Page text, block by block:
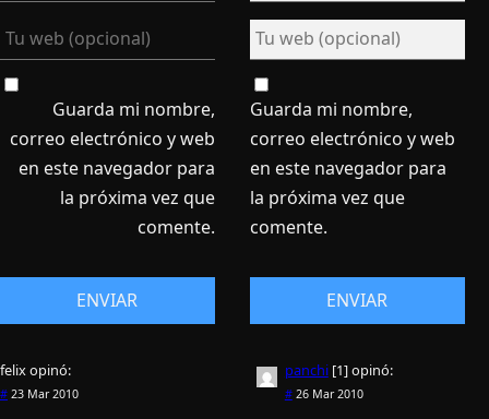
Guarda mi nombre,
correo electrónico y web
en este navegador para
la próxima vez que
comente.
felixopinó:
# 23 Mar 2010
Guarda mi nombre,
correo electrónico y web
en este navegador para
la próxima vez que
comente.
panchi[1]opinó:
#26 Mar 2010